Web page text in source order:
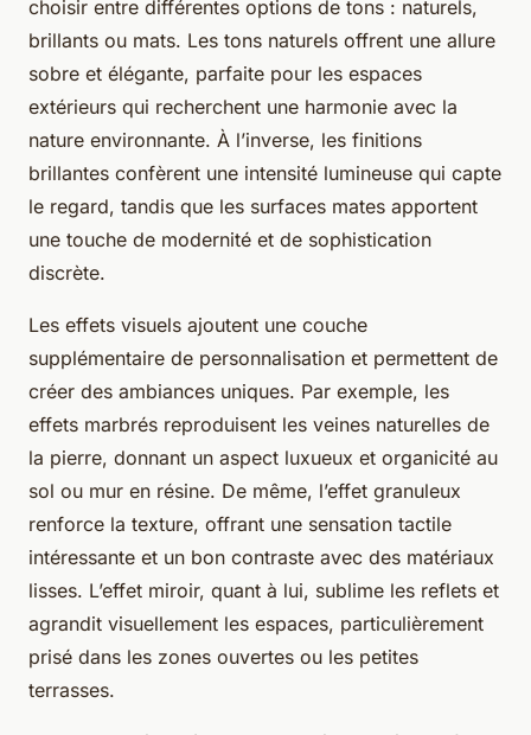
choisir entre différentes options de tons : naturels,
brillants ou mats. Les tons naturels offrent une allure
sobre et élégante, parfaite pour les espaces
extérieurs qui recherchent une harmonie avec la
nature environnante. À l’inverse, les finitions
brillantes confèrent une intensité lumineuse qui capte
le regard, tandis que les surfaces mates apportent
une touche de modernité et de sophistication
discrète.
Les effets visuels ajoutent une couche
supplémentaire de personnalisation et permettent de
créer des ambiances uniques. Par exemple, les
effets marbrés reproduisent les veines naturelles de
la pierre, donnant un aspect luxueux et organicité au
sol ou mur en résine. De même, l’effet granuleux
renforce la texture, offrant une sensation tactile
intéressante et un bon contraste avec des matériaux
lisses. L’effet miroir, quant à lui, sublime les reflets et
agrandit visuellement les espaces, particulièrement
prisé dans les zones ouvertes ou les petites
terrasses.